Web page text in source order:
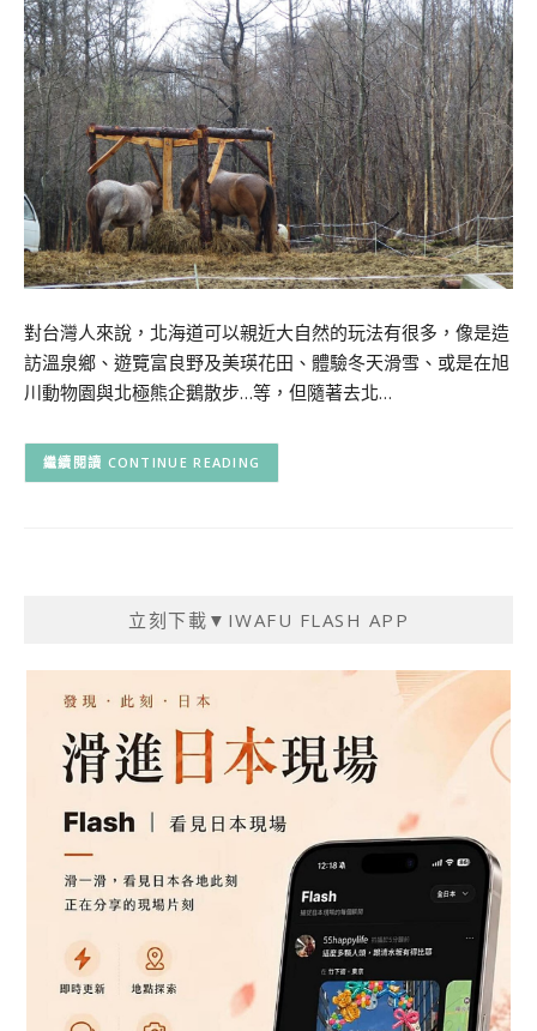
對台灣人來說，北海道可以親近大自然的玩法有很多，像是造
訪溫泉鄉、遊覽富良野及美瑛花田、體驗冬天滑雪、或是在旭
川動物園與北極熊企鵝散步…等，但隨著去北…
CONTINUE READING
立刻下載▼IWAFU FLASH APP